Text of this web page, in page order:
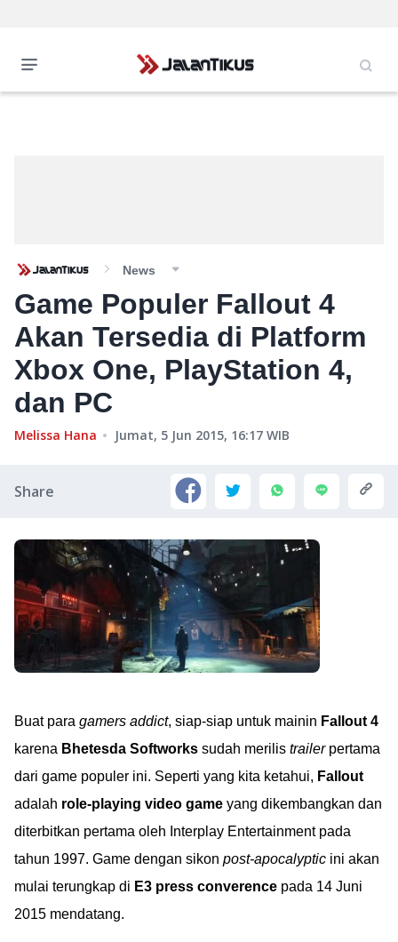
News
Game Populer Fallout 4
Akan Tersedia di Platform
Xbox One, PlayStation 4,
dan PC
Melissa Hana Jumat, 5 Jun 2015, 16:17 WIB
Share
Buat para gamers addict, siap-siap untuk mainin Fallout 4
karena Bhetesda Softworks sudah merilis trailerpertama
dari game populer ini. Seperti yang kita ketahui, Fallout
adalah role-playing video game yang dikembangkan dan
diterbitkan pertama oleh Interplay Entertainment pada
tahun 1997. Game dengan sikon post-apocalyptic ini akan
mulai terungkap di E3 press converence pada 14 Juni
2015 mendatang.